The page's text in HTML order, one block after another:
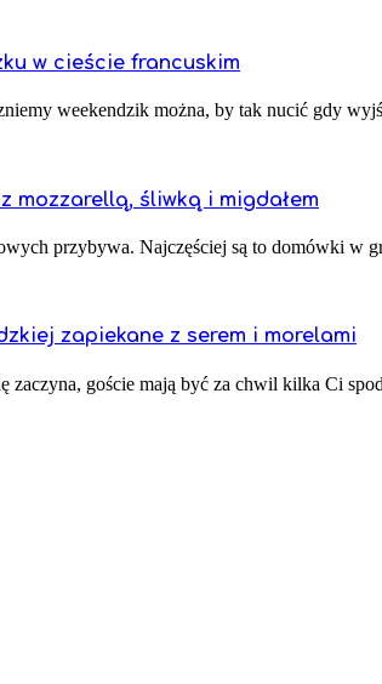
w cieście francuskim
weekendzik można, by tak nucić gdy
mozzarellą, śliwką i migdałem
przybywa. Najczęściej są to domówki w
zapiekane z serem i morelami
zaczyna, goście mają być za chwil kilka Ci